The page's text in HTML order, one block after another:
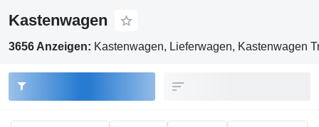
Kastenwagen
3656 Anzeigen: Kastenwagen, Lieferwagen, Kastenwagen